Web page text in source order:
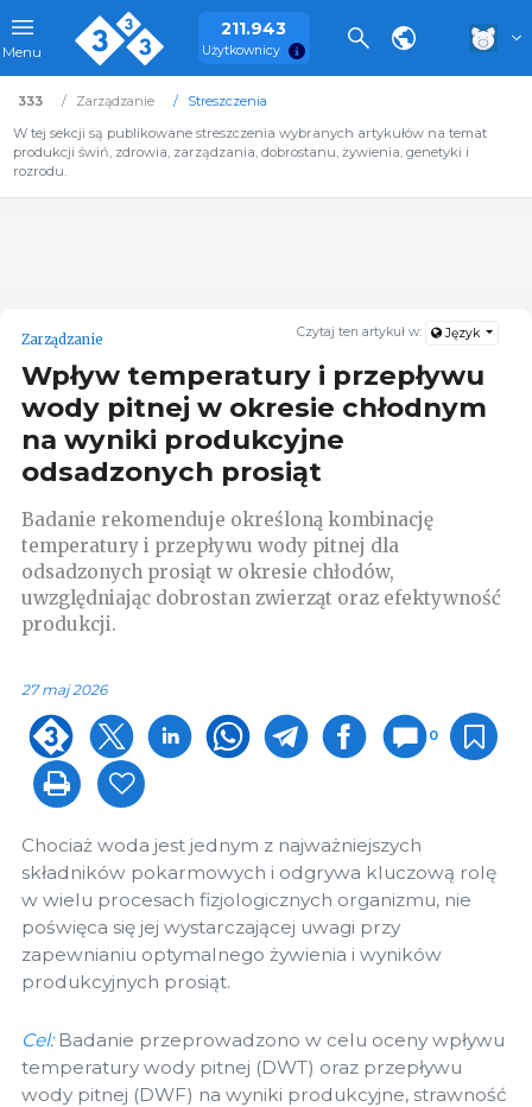
Menu
211.943
Użytkownicy
333 Zarządzanie
Streszczenia
W tej sekcji są publikowane streszczenia wybranych artykułów na temat
produkcji świń, zdrowia, zarządzania, dobrostanu, żywienia, genetyki i
rozrodu.
Czytaj ten artykuł w: Język
Zarządzanie
Wpływ temperatury i przepływu
wody pitnej w okresie chłodnym
na wyniki produkcyjne
odsadzonych prosiąt
Badanie rekomenduje określoną kombinację
temperatury i przepływu wody pitnej dla
odsadzonych prosiąt w okresie chłodów,
uwzględniając dobrostan zwierząt oraz efektywność
produkcji.
27 maj 2026
0
Chociaż woda jest jednym z najważniejszych
składników pokarmowych i odgrywa kluczową rolę
w wielu procesach fizjologicznych organizmu, nie
poświęca się jej wystarczającej uwagi przy
zapewnianiu optymalnego żywienia i wyników
produkcyjnych prosiąt.
Cel:Badanie przeprowadzono w celu oceny wpływu
temperatury wody pitnej (DWT) oraz przepływu
wody pitnej (DWF) na wyniki produkcyjne, strawność